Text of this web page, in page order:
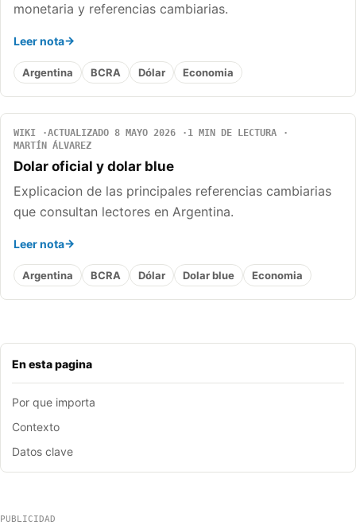
En esta pagina
Por que importa
Contexto
Datos clave
monetaria y referencias cambiarias.
Leer nota
Argentina BCRA Dólar Economia
WIKI ACTUALIZADO 8 MAYO 2026
1 MIN DE LECTURA
MARTÍN ÁLVAREZ
Dolar oficial y dolar blue
Explicacion de las principales referencias cambiarias
que consultan lectores en Argentina.
Leer nota
Argentina BCRA Dólar Dolar blue Economia
PUBLICIDAD